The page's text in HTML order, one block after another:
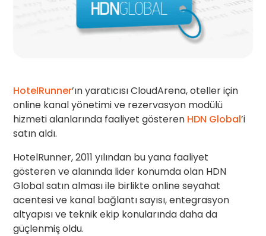
HotelRunner’ın yaratıcısı CloudArena, oteller için
online kanal yönetimi ve rezervasyon modülü
hizmeti alanlarında faaliyet gösteren HDN Global’i
satın aldı.
HotelRunner, 2011 yılından bu yana faaliyet
gösteren ve alanında lider konumda olan HDN
Global satın alması ile birlikte online seyahat
acentesi ve kanal bağlantı sayısı, entegrasyon
altyapısı ve teknik ekip konularında daha da
güçlenmiş oldu.